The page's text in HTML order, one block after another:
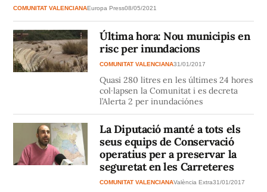
COMUNITAT VALENCIANAEuropa Press08/05/2021
Última hora: Nou municipis en
risc per inundacions
COMUNITAT VALENCIANA31/01/2017
Quasi 280 litres en les últimes 24 hores
col·lapsen la Comunitat i es decreta
l’Alerta 2 per inundaciónes
La Diputació manté a tots els
seus equips de Conservació
operatius per a preservar la
seguretat en les Carreteres
COMUNITAT VALENCIANAValència Extra31/01/2017